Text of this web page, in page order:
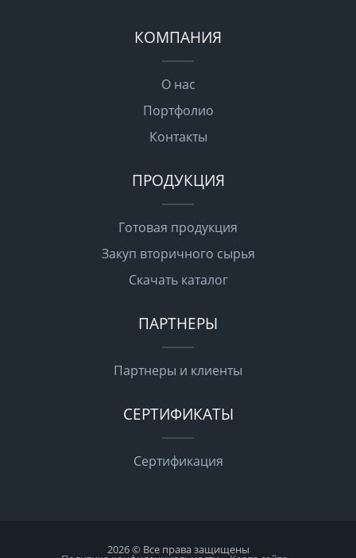
КОМПАНИЯ
О нас
Портфолио
Контакты
ПРОДУКЦИЯ
Готовая продукция
Закуп вторичного сырья
Скачать каталог
ПАРТНЕРЫ
Партнеры и клиенты
СЕРТИФИКАТЫ
Сертификация
2026 © Все права защищены